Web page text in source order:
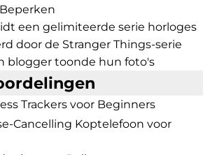
een gelimiteerde serie horloges
door de Stranger Things-serie
blogger toonde hun foto's
Trackers voor Beginners
Cancelling Koptelefoon voor